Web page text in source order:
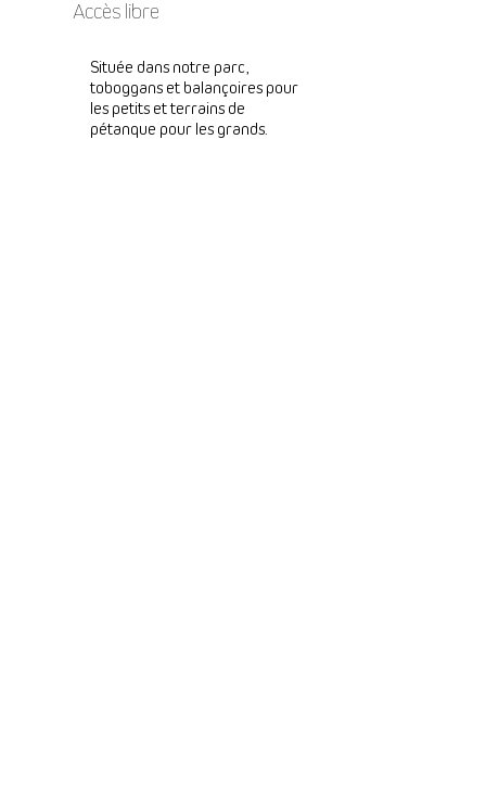
Accès libre
Située dans notre parc,
toboggans et balançoires pour
les petits et terrains de
pétanque pour les grands.